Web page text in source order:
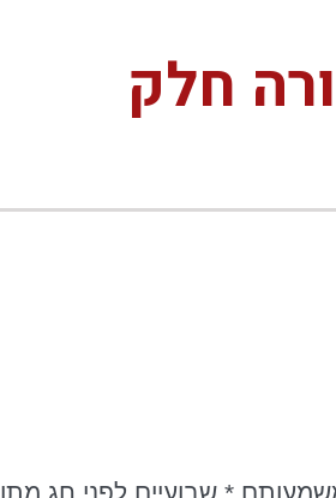
חלק